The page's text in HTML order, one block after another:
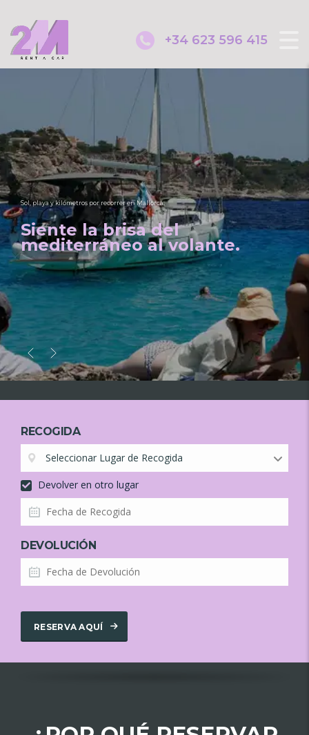
+34 623 596 415
Para tu reserva entre Junio, Julio y Agosto
Obtén 5% de descuento.COD:
VE20MRC
02 03
RECOGIDA
Seleccionar Lugar de Recogida
Devolver en otro lugar
DEVOLUCIÓN
RESERVA AQUÍ